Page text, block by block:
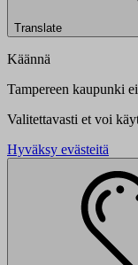
Translate
Käännä
Tampereen kaupunki
Valitettavasti et voi
Hyväksy evästeitä